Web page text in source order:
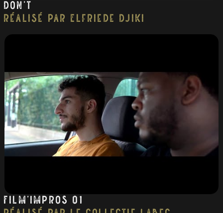
Don’t
réalisé par Elfriede Djiki
Film’impros 01